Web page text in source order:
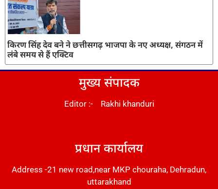
किरण सिंह देव बने ने छत्तीसगढ़ भाजपा के नए अध्यक्ष, संगठन में
लंबे समय से हैं एक्टिव
मुख्य संपादक
Editor :- Rakhi khanduri
प्रधान कार्यालय
Address -21 new road,near MKP chouraha, Dehradun,
uttarakhand